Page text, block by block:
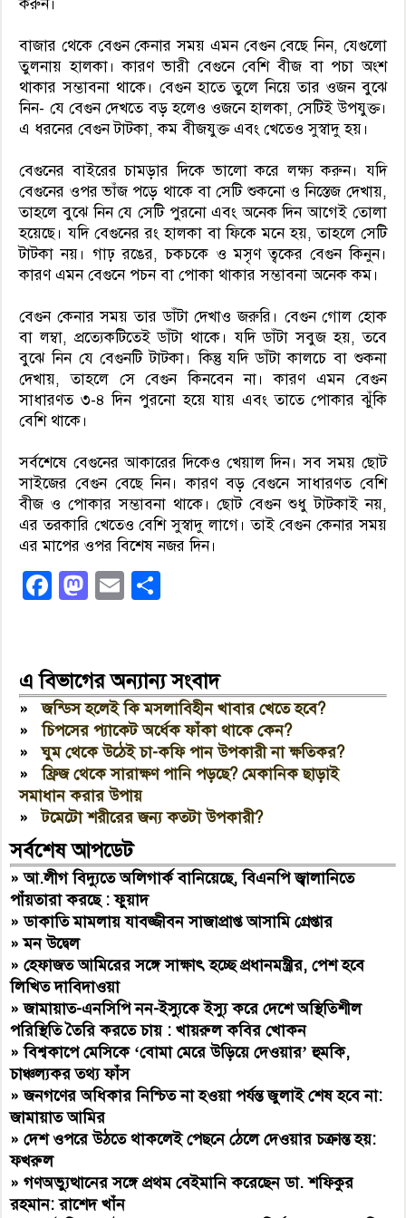
বাজার থেকে বেগুন কেনার সময় এমন বেগুন বেছে নিন, যেগুলো
তুলনায় হালকা। কারণ ভারী বেগুনে বেশি বীজ বা পচা অংশ
থাকার সম্ভাবনা থাকে। বেগুন হাতে তুলে নিয়ে তার ওজন বুঝে
নিন- যে বেগুন দেখতে বড় হলেও ওজনে হালকা, সেটিই উপযুক্ত।
এ ধরনের বেগুন টাটকা, কম বীজযুক্ত এবং খেতেও সুস্বাদু হয়।
বেগুনের বাইরের চামড়ার দিকে ভালো করে লক্ষ্য করুন। যদি
বেগুনের ওপর ভাঁজ পড়ে থাকে বা সেটি শুকনো ও নিস্তেজ দেখায়,
তাহলে বুঝে নিন যে সেটি পুরনো এবং অনেক দিন আগেই তোলা
হয়েছে। যদি বেগুনের রং হালকা বা ফিকে মনে হয়, তাহলে সেটি
টাটকা নয়। গাঢ় রঙের, চকচকে ও মসৃণ ত্বকের বেগুন কিনুন।
কারণ এমন বেগুনে পচন বা পোকা থাকার সম্ভাবনা অনেক কম।
বেগুন কেনার সময় তার ডাঁটা দেখাও জরুরি। বেগুন গোল হোক
বা লম্বা, প্রত্যেকটিতেই ডাঁটা থাকে। যদি ডাঁটা সবুজ হয়, তবে
বুঝে নিন যে বেগুনটি টাটকা। কিন্তু যদি ডাঁটা কালচে বা শুকনা
দেখায়, তাহলে সে বেগুন কিনবেন না। কারণ এমন বেগুন
সাধারণত ৩-৪ দিন পুরনো হয়ে যায় এবং তাতে পোকার ঝুঁকি
বেশি থাকে।
সর্বশেষে বেগুনের আকারের দিকেও খেয়াল দিন। সব সময় ছোট
সাইজের বেগুন বেছে নিন। কারণ বড় বেগুনে সাধারণত বেশি
বীজ ও পোকার সম্ভাবনা থাকে। ছোট বেগুন শুধু টাটকাই নয়,
এর তরকারি খেতেও বেশি সুস্বাদু লাগে। তাই বেগুন কেনার সময়
এর মাপের ওপর বিশেষ নজর দিন।
Facebook
Mastodon
Email
এ বিভাগের অন্যান্য সংবাদ
»জন্ডিস হলেই কি মসলাবিহীন খাবার খেতে হবে?
»চিপসের প্যাকেট অর্ধেক ফাঁকা থাকে কেন?
»ঘুম থেকে উঠেই চা-কফি পান উপকারী না ক্ষতিকর?
»ফ্রিজ থেকে সারাক্ষণ পানি পড়ছে? মেকানিক ছাড়াই
সমাধান করার উপায়
»টমেটো শরীরের জন্য কতটা উপকারী?
সর্বশেষ আপডেট
»আ.লীগ বিদ্যুতে অলিগার্ক বানিয়েছে, বিএনপি জ্বালানিতে
পাঁয়তারা করছে : ফুয়াদ
»ডাকাতি মামলায় যাবজ্জীবন সাজাপ্রাপ্ত আসামি গ্রেপ্তার
»মন উদ্বেল
»হেফাজত আমিরের সঙ্গে সাক্ষাৎ হচ্ছে প্রধানমন্ত্রীর, পেশ হবে
লিখিত দাবিদাওয়া
»জামায়াত-এনসিপি নন-ইস্যুকে ইস্যু করে দেশে অস্থিতিশীল
পরিস্থিতি তৈরি করতে চায় : খায়রুল কবির খোকন
»বিশ্বকাপে মেসিকে ‘বোমা মেরে উড়িয়ে দেওয়ার’ হুমকি,
চাঞ্চল্যকর তথ্য ফাঁস
»জনগণের অধিকার নিশ্চিত না হওয়া পর্যন্ত জুলাই শেষ হবে না:
জামায়াত আমির
»দেশ ওপরে উঠতে থাকলেই পেছনে ঠেলে দেওয়ার চক্রান্ত হয়:
ফখরুল
»গণঅভ্যুত্থানের সঙ্গে প্রথম বেইমানি করেছেন ডা. শফিকুর
রহমান: রাশেদ খাঁন